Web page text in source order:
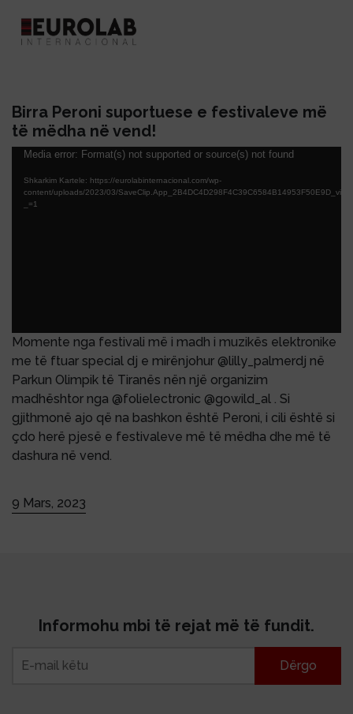
Birra Peroni suportuese e festivaleve më
të mëdha në vend!
Lojtës
Videosh
Media error: Format(s) not supported or source(s) not found
Shkarkim Kartele: https://eurolabinternacional.com/wp-
content/uploads/2023/03/
_=1
Momente nga festivali më i madh i muzikës elektronike
me të ftuar special dj e mirënjohur @lilly_palmerdj në
Parkun Olimpik të Tiranës nën një organizim
madhështor nga @folielectronic @gowild_al . Si
gjithmonë ajo që na bashkon është Peroni, i cili është si
çdo herë pjesë e festivaleve më të mëdha dhe më të
dashura në vend.
9 Mars, 2023
Informohu mbi të rejat më të fundit.